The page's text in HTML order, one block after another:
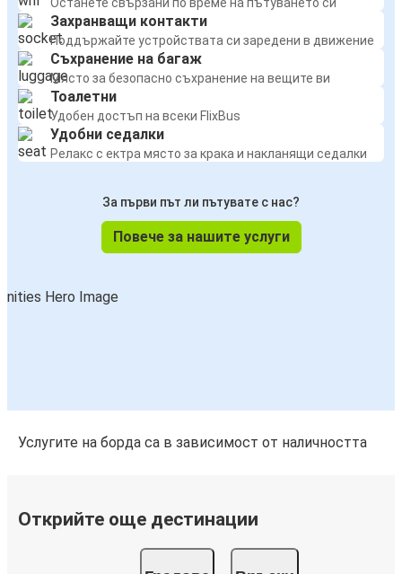
Останете свързани по време на пътуването си
Захранващи контакти
Поддържайте устройствата си заредени в движение
Съхранение на багаж
Място за безопасно съхранение на вещите ви
Тоалетни
Удобен достъп на всеки FlixBus
Удобни седалки
Релакс с ектра място за крака и накланящи седалки
За първи път ли пътувате с нас?
Повече за нашите услуги
Услугите на борда са в зависимост от наличността
Открийте още дестинации